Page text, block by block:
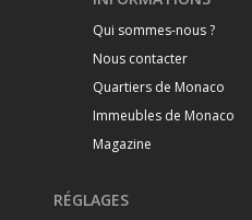
Qui sommes-nous ?
Nous contacter
Quartiers de Monaco
Immeubles de Monaco
Magazine
RÉGLAGES